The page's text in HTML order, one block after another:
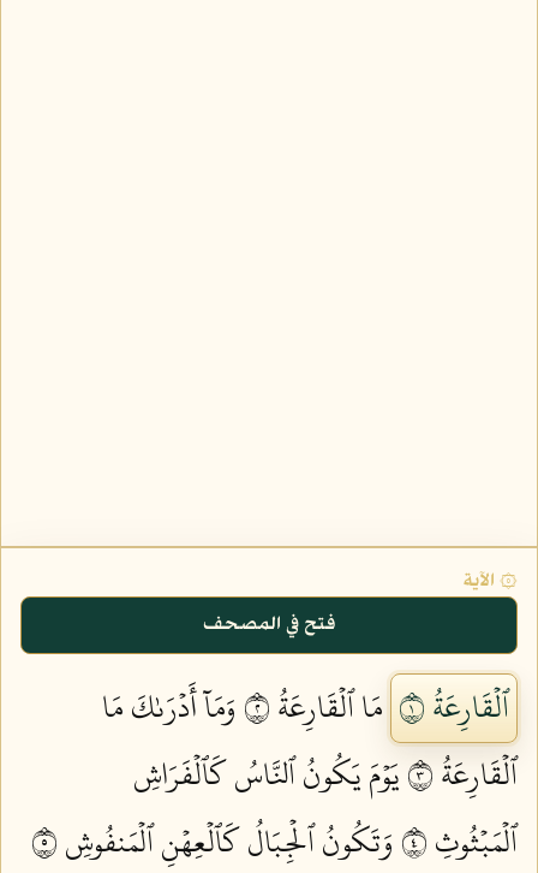
۞ الآية
فتح في المصحف
ٱلۡقَارِعَةُ ١ مَا ٱلۡقَارِعَةُ ٢
وَمَآ أَدۡرَىٰكَ مَا
ٱلۡقَارِعَةُ ٣
يَوۡمَ يَكُونُ ٱلنَّاسُ كَٱلۡفَرَاشِ
ٱلۡمَبۡثُوثِ ٤
وَتَكُونُ ٱلۡجِبَالُ كَٱلۡعِهۡنِ ٱلۡمَنفُوشِ ٥